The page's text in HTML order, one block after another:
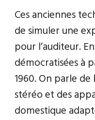
Ces anciennes
de simuler une
pour l’auditeur.
démocratisées à
1960. On parle de
stéréo et des
domestique